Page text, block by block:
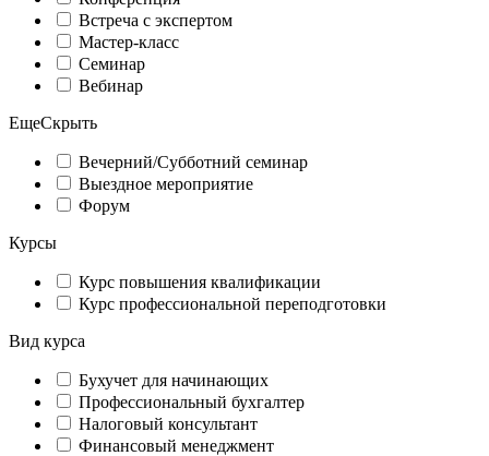
Встреча с экспертом
Мастер-класс
Семинар
Вебинар
ЕщеСкрыть
Вечерний/Субботний семинар
Выездное мероприятие
Форум
Курсы
Курс повышения квалификации
Курс профессиональной переподготовки
Вид курса
Бухучет для начинающих
Профессиональный бухгалтер
Налоговый консультант
Финансовый менеджмент